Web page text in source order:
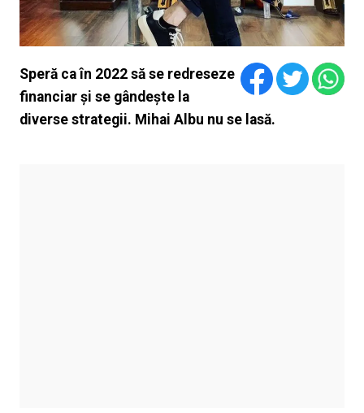
Speră ca în 2022 să se redreseze
financiar și se gândește la
diverse strategii. Mihai Albu nu se lasă.